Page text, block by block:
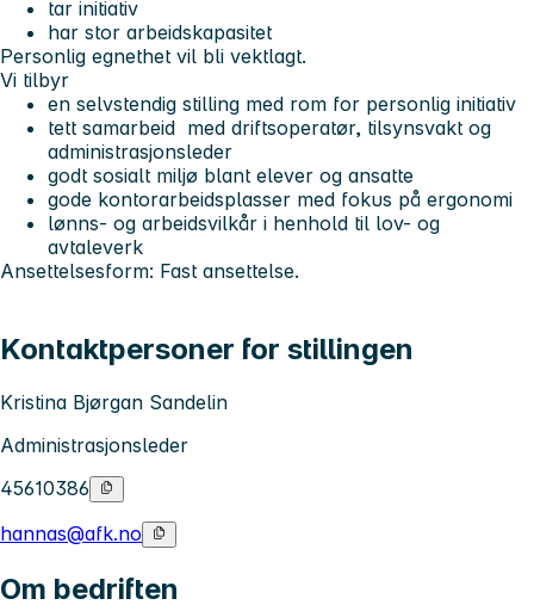
tar initiativ
har stor arbeidskapasitet
Personlig egnethet vil bli vektlagt.
Vi tilbyr
en selvstendig stilling med rom for personlig initiativ
tett samarbeid med driftsoperatør, tilsynsvakt og
administrasjonsleder
godt sosialt miljø blant elever og ansatte
gode kontorarbeidsplasser med fokus på ergonomi
lønns- og arbeidsvilkår i henhold til lov- og
avtaleverk
Ansettelsesform: Fast ansettelse.
Kontaktpersoner for stillingen
Kristina Bjørgan Sandelin
Administrasjonsleder
45610386
hannas@afk.no
Om bedriften